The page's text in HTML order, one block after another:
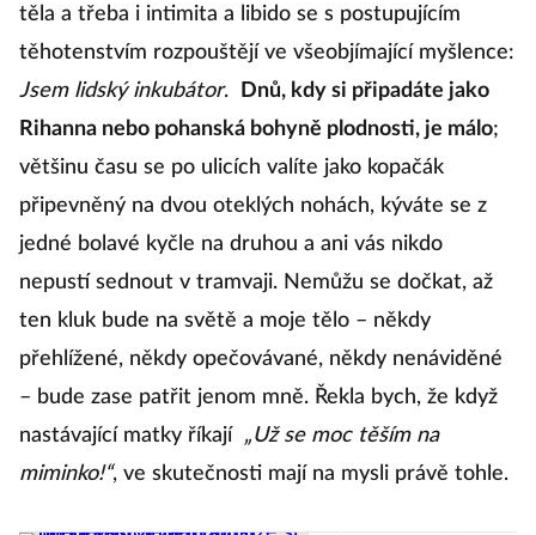
těla a třeba i intimita a libido se s postupujícím
těhotenstvím rozpouštějí ve všeobjímající myšlence:
Jsem lidský inkubátor.
Dnů, kdy si připadáte jako
Rihanna nebo pohanská bohyně plodnosti, je málo;
většinu času se po ulicích valíte jako kopačák
připevněný na dvou oteklých nohách, kýváte se z
jedné bolavé kyčle na druhou a ani vás nikdo
nepustí sednout v tramvaji. Nemůžu se dočkat, až
ten kluk bude na světě a moje tělo – někdy
přehlížené, někdy opečovávané, někdy nenáviděné
– bude zase patřit jenom mně. Řekla bych, že když
nastávající matky říkají
„Už se moc těším na
miminko!“, ve skutečnosti mají na mysli právě tohle.